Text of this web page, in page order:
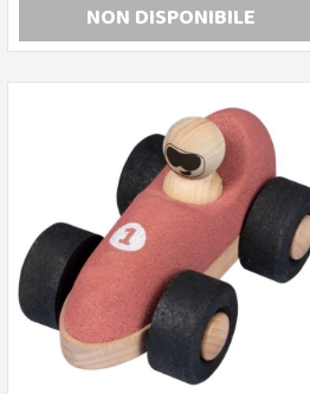
NON DISPONIBILE